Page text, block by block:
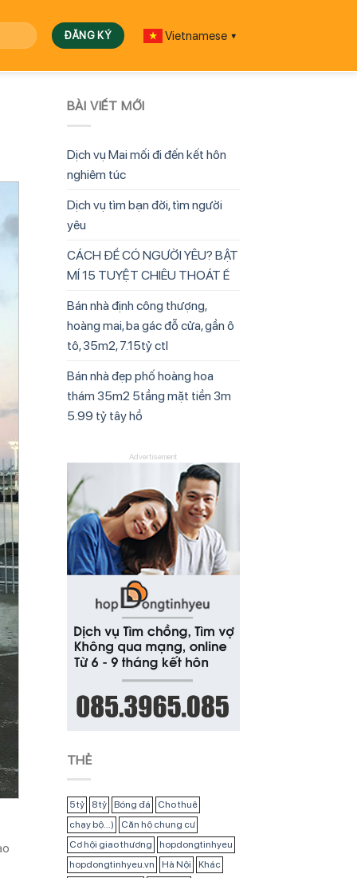
Vietnamese ▼
BÀI VIẾT MỚI
Dịch vụ Mai mối đi đến kết hôn
nghiêm túc
Dịch vụ tìm bạn đời, tìm người
yêu
CÁCH ĐỂ CÓ NGƯỜI YÊU? BẬT
MÍ 15 TUYỆT CHIÊU THOÁT Ế
Bán nhà định công thượng,
hoàng mai, ba gác đỗ cửa, gần ô
tô, 35m2, 7.15tỷ ctl
Bán nhà đẹp phố hoàng hoa
thám 35m2 5tầng mặt tiền 3m
5.99 tỷ tây hồ
Advertisement
THẺ
5 tỷ 8 tỷ Bóng đá
Cho thuê
chạy bộ...)
Căn hộ chung cư
Cơ hội giao thương
hopdongtinhyeu
hopdongtinhyeu.vn
Hà Nội
Khác